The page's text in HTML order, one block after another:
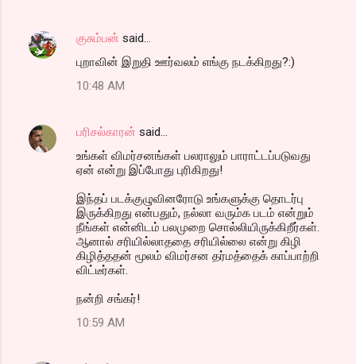
குசும்பன் said…
புறாவின் இறுதி ஊர்வலம் எங்கு நடக்கிறது?:)
10:48 AM
பரிசல்காரன் said…
உங்கள் விமர்சனங்கள் பலராலும் பாராட்டப்படுவது
ஏன் என்று இப்போது புரிகிறது!
இந்தப் படக்குழுவினரோடு உங்களுக்கு தொடர்பு
இருக்கிறது என்பதும், நல்லா வரும்க படம் என்றும்
நீங்கள் என்னிடம் பலமுறை சொல்லியிருக்கிறீர்கள்.
ஆனால் சரியில்லாததை சரியில்லை என்று கிழி
கிழித்ததன் மூலம் விமர்சன தர்மத்தைக் காப்பாற்றி
விட்டீர்கள்.
நன்றி சங்கர்!
10:59 AM